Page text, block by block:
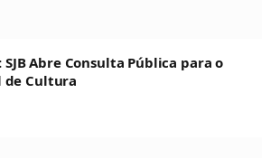
SJB Abre Consulta Pública para o
de Cultura